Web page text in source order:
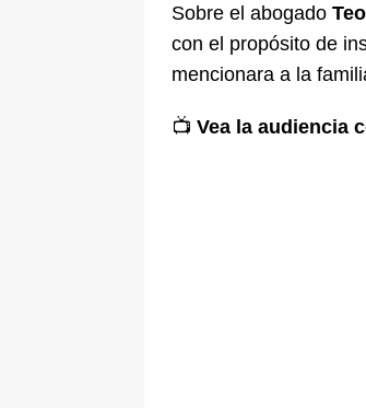
Sobre el abogado
con el propósito de
mencionara a la
📺 Vea la audiencia